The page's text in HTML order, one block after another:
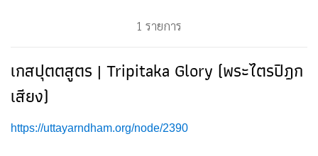
1 รายการ
เกสปุตตสูตร | Tripitaka Glory (พระไตรปิฎก
เสียง)
https://uttayarndham.org/node/2390